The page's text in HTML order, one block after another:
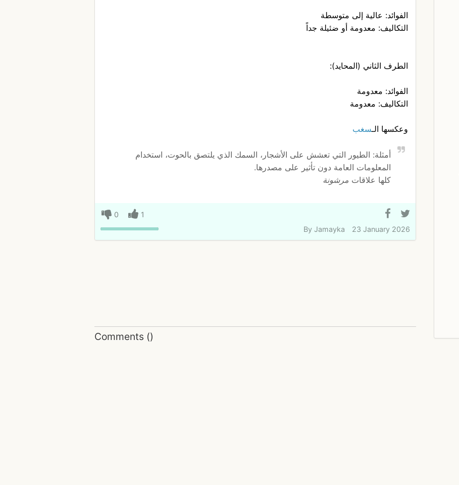
الفوائد: عالية إلى متوسطة
التكاليف: معدومة أو ضئيلة جداً
الطرف الثاني (المحايد):
الفوائد: معدومة
التكاليف: معدومة
وعكسها الـسغب
أمثلة: الطيور التي تعشش على الأشجار، السمك الذي يلتصق بالحوت، استخدام
المعلومات العامة دون تأثير على مصدرها.
كلها علاقات مرشونة
0
1
By Jamayka 23 January 2026
Comments ()